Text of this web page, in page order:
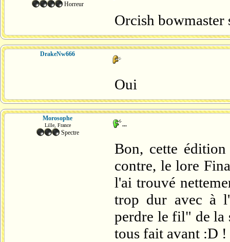
Horreur
Orcish bowmaster
DrakeNw666
Oui
Morosophe
Lille, France
Spectre
...
Bon, cette
contre, le lore
l'ai trouvé
trop dur avec à
perdre le fil" de la
tous fait avant :D